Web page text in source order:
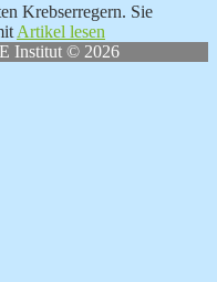
Krebserregern. Sie
Artikel lesen
Institut © 2026